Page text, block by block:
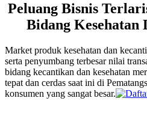
Peluang Bisnis
Bidang Kesehatan
Market produk kesehatan dan
serta penyumbang terbesar nilai
bidang kecantikan dan kesehatan
tepat dan cerdas saat ini di
konsumen yang sangat besar.